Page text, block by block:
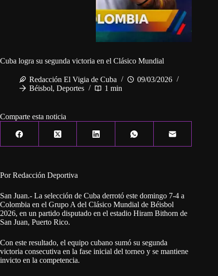
Cuba logra su segunda victoria en el Clásico Mundial
Redacción El Vigia de Cuba
09/03/2026
Béisbol, Deportes 1 min
Comparte esta noticia
Por Redacción Deportiva
San Juan.- La selección de Cuba derrotó este domingo 7-4 a
Colombia en el Grupo A del Clásico Mundial de Béisbol
2026, en un partido disputado en el estadio Hiram Bithorn de
San Juan, Puerto Rico.
Con este resultado, el equipo cubano sumó su segunda
victoria consecutiva en la fase inicial del torneo y se mantiene
invicto en la competencia.